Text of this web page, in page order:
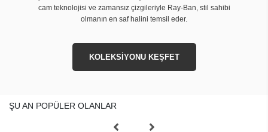
cam teknolojisi ve zamansız çizgileriyle Ray-Ban, stil sahibi
olmanın en saf halini temsil eder.
KOLEKSİYONU KEŞFET
ŞU AN POPÜLER OLANLAR